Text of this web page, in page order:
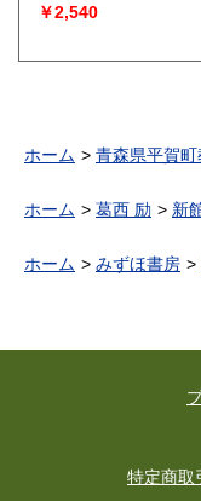
￥2,540
ホーム 青森県平賀
ホーム 葛西 励 新
ホーム みずほ書房
特定商取